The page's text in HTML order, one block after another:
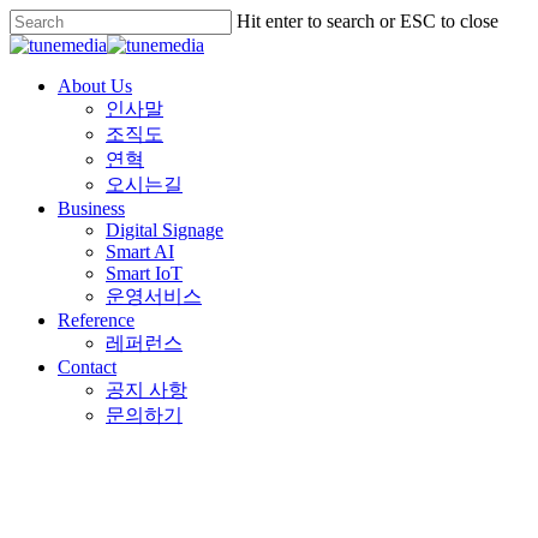
Skip
to
content
Hit enter to search or ESC to close
Close
Menu
About Us
인사말
조직도
연혁
오시는길
Business
Digital Signage
Smart AI
Smart IoT
운영서비스
Reference
레퍼런스
Contact
공지 사항
문의하기